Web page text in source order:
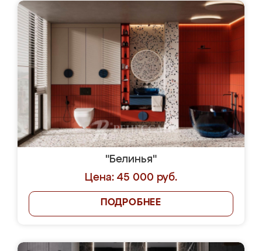
"Белинья"
Цена: 45 000 руб.
ПОДРОБНЕЕ